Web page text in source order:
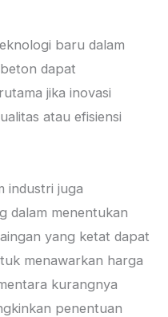
baru dalam
dapat
jika inovasi
atau efisiensi
industri juga
dalam menentukan
yang ketat dapat
menawarkan harga
kurangnya
penentuan